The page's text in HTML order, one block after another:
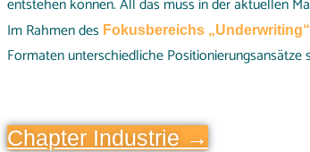
entstehen können. All das muss in der aktuellen
Im Rahmen des Fokusbereichs „Underwriting“
Formaten unterschiedliche
Chapter Industrie →